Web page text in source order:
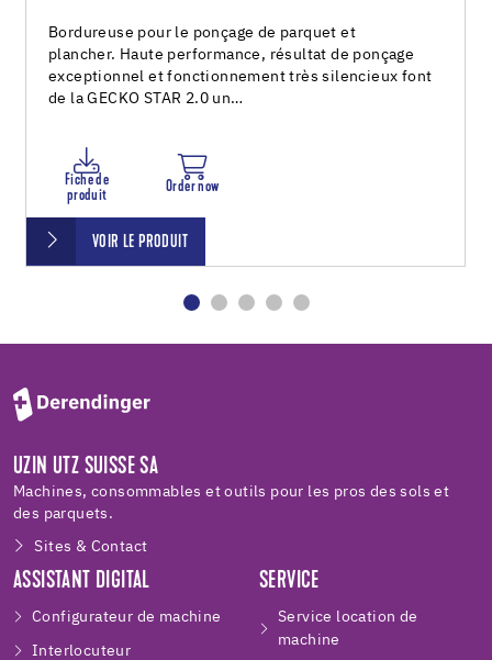
Bordureuse pour le ponçage de parquet et
plancher. Haute performance, résultat de ponçage
exceptionnel et fonctionnement très silencieux font
de la GECKO STAR 2.0 un…
Fiche de
produit
Order now
VOIR LE PRODUIT
UZIN UTZ SUISSE SA
Machines, consommables et outils pour les pros des sols et
des parquets.
Sites & Contact
ASSISTANT DIGITAL
Configurateur de machine
Interlocuteur
SERVICE
Service location de
machine